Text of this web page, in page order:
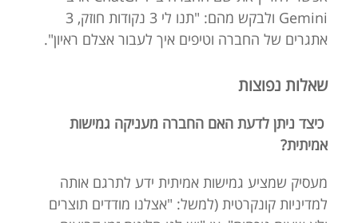
Gemini ולבקש מהם: "תנו לי 3 נקודות חוזק, 3
אתגרים של החברה וטיפים איך לעבור אצלם ראיון".
שאלות נפוצות
כיצד ניתן לדעת האם החברה מעניקה גמישות
אמיתית?
מעסיק שמציע גמישות אמיתית ידע לתרגם אותה
למדיניות קונקרטית (למשל: "אצלנו מודדים תוצרים